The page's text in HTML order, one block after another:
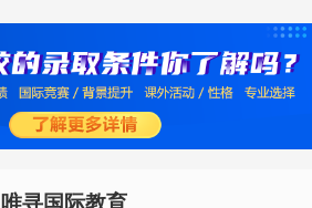
唯寻国际教育